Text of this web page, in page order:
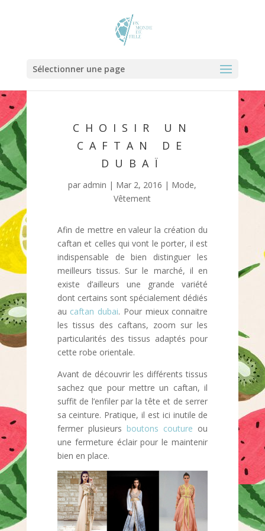
Sélectionner une page
CHOISIR UN
CAFTAN DE
DUBAÏ
par admin | Mar 2, 2016 | Mode,
Vêtement
Afin de mettre en valeur la création du
caftan et celles qui vont le porter, il est
indispensable de bien distinguer les
meilleurs tissus. Sur le marché, il en
existe d’ailleurs une grande variété
dont certains sont spécialement dédiés
au caftan dubai. Pour mieux connaitre
les tissus des caftans, zoom sur les
particularités des tissus adaptés pour
cette robe orientale.
Avant de découvrir les différents tissus
sachez que pour mettre un caftan, il
suffit de l’enfiler par la tête et de serrer
sa ceinture. Pratique, il est ici inutile de
fermer plusieurs boutons couture ou
une fermeture éclair pour le maintenir
bien en place.